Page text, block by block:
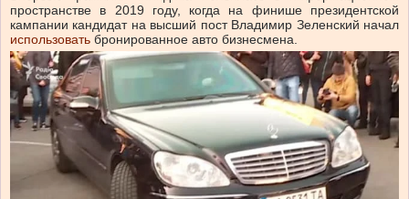
пространстве в 2019 году, когда на финише президентской
кампании кандидат на высший пост Владимир Зеленский начал
использовать бронированное авто бизнесмена.